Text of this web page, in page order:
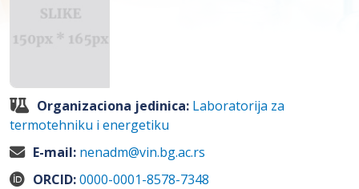
Organizaciona jedinica: Laboratorija za
termotehniku i energetiku
E-mail: nenadm@vin.bg.ac.rs
ORCID:0000-0001-8578-7348